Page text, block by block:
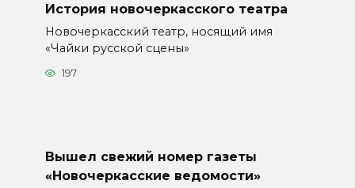
История новочеркасского театра
Новочеркасский театр, носящий имя
«Чайки русской сцены»
197
Вышел свежий номер газеты
«Новочеркасские ведомости»